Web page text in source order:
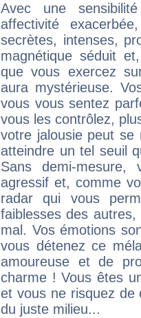
Avec une
affectivité
secrètes, intenses,
magnétique séduit
que vous exercez
aura mystérieuse.
vous vous sentez
vous les contrôlez,
votre jalousie peut se
atteindre un tel seuil
Sans demi-mesure,
agressif et, comme
radar qui vous
faiblesses des
mal. Vos émotions
vous détenez ce
amoureuse et de
charme ! Vous êtes
et vous ne risquez de
du juste milieu...